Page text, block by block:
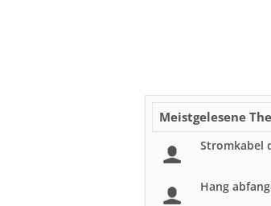
Meistgelesene
Stromkabel
Hang